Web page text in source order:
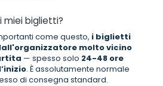
miei biglietti?
come questo, i biglietti
molto vicino
— spesso solo 24-48 ore
. È assolutamente normale
di consegna standard.